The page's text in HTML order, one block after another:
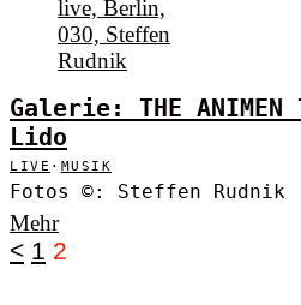
Galerie: THE
Lido
LIVE · MUSIK
Fotos ©: Steffen Rudnik
Mehr
< 1 2